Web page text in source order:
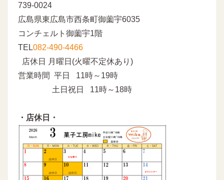
739-0024
広島県東広島市西条町御薗宇6035
コンチェルト御薗宇1階
TEL082-490-4466
店休日 月曜日(火曜不定休あり)
営業時間 平日 11時～19時
土日祝日 11時～18時
・店休日・